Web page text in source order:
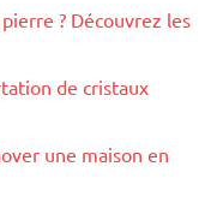
? Découvrez les
de cristaux
une maison en